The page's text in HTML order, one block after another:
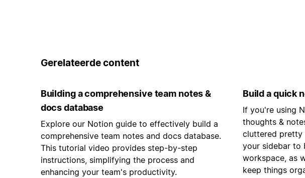
Gerelateerde content
Building a comprehensive team notes &
docs database
Explore our Notion guide to effectively build a
comprehensive team notes and docs database.
This tutorial video provides step-by-step
instructions, simplifying the process and
enhancing your team's productivity.
Build a quick
If you're using
thoughts &
cluttered pretty
your sidebar to
workspace, as
keep things